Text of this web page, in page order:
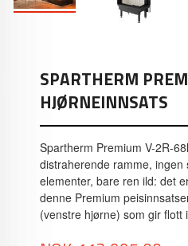
SPARTHERM
HJØRNEINNSATS
Spartherm Premium V-2R-
distraherende ramme, ingen
elementer, bare ren ild: det
denne Premium
(venstre hjørne) som gir flott